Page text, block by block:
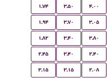
۱.۷۴ ۳.۵۰ ۴.۰۰
۱.۹۴ ۳.۷۰ ۳.۰۵
۱.۸۲ ۳.۴۰ ۳.۸۰
۲.۴۵ ۳.۴۰ ۲.۴۰
۳.۱۵ ۳.۱۵ ۲.۰۸